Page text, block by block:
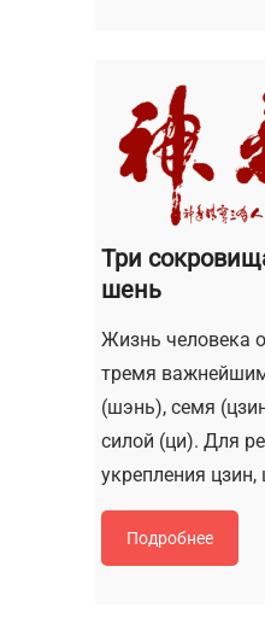
Три
шень
Жизнь человека
тремя
(шэнь), семя
силой (ци). Для
укрепления цзин,
Подробнее